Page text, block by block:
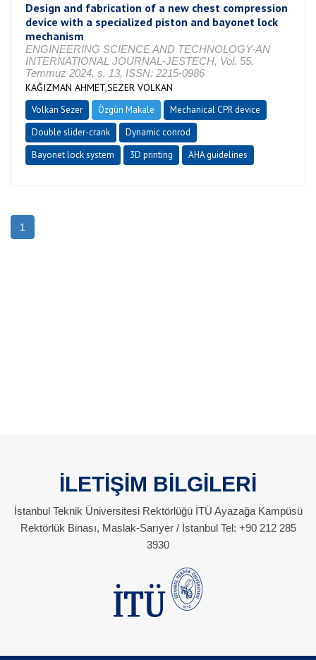
Design and fabrication of a new chest compression
device with a specialized piston and bayonet lock
mechanism
ENGINEERING SCIENCE AND TECHNOLOGY-AN
INTERNATIONAL JOURNAL-JESTECH, Vol. 55,
Temmuz 2024, s. 13, ISSN: 2215-0986
KAĞIZMAN AHMET,SEZER VOLKAN
Volkan Sezer Özgün Makale
Mechanical CPR device
Double slider-crank
Dynamic conrod
Bayonet lock system
3D printing AHA guidelines
1
İLETİŞİM BİLGİLERİ
İstanbul Teknik Üniversitesi Rektörlüğü İTÜ Ayazağa Kampüsü
Rektörlük Binası, Maslak-Sarıyer / İstanbul Tel: +90 212 285
3930